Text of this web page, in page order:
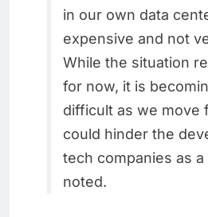
in our own data
expensive and not
While the situation
for now, it is
difficult as we move
could hinder the
tech companies as
noted.